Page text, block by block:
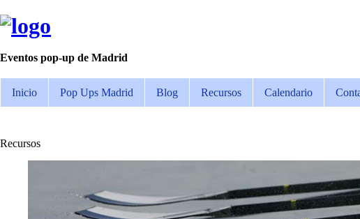
Eventos pop-up de Madrid
Inicio Pop Ups Madrid Blog Recursos Calendario
Recursos